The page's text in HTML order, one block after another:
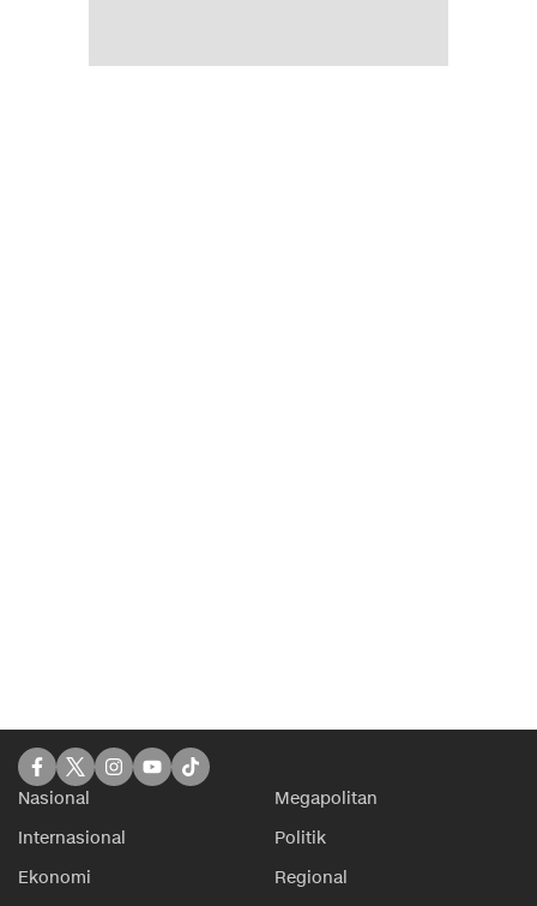
Nasional
Megapolitan
Internasional
Politik
Ekonomi
Regional